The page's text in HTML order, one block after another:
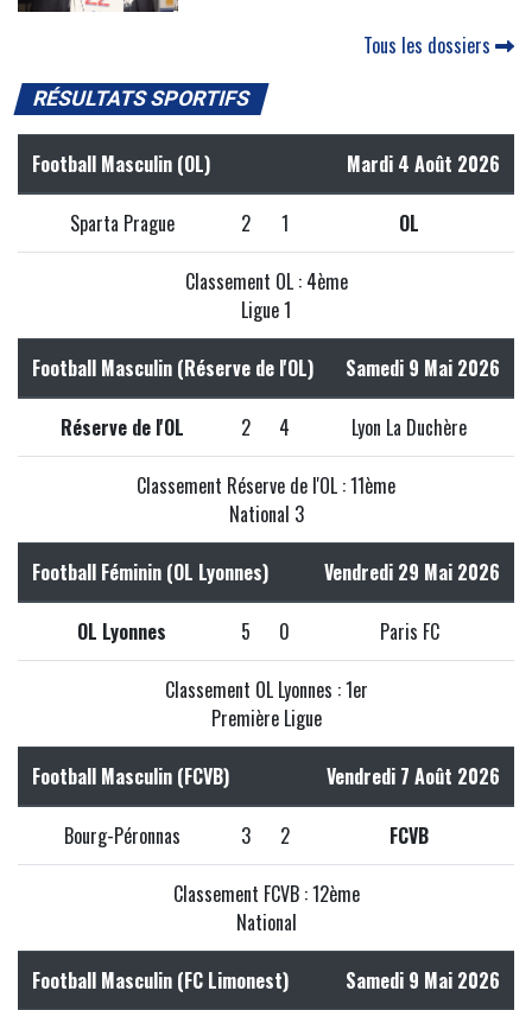
Tous les dossiers
RÉSULTATS SPORTIFS
Football Masculin (OL) Mardi 4 Août 2026
Sparta Prague 2 1 OL
Classement OL : 4ème
Ligue 1
Football Masculin (Réserve de l'OL) Samedi 9 Mai 2026
Réserve de l'OL 2 4 Lyon La Duchère
Classement Réserve de l'OL : 11ème
National 3
Football Féminin (OL Lyonnes) Vendredi 29 Mai 2026
OL Lyonnes 5 0 Paris FC
Classement OL Lyonnes : 1er
Première Ligue
Football Masculin (FCVB) Vendredi 7 Août 2026
Bourg-Péronnas 3 2 FCVB
Classement FCVB : 12ème
National
Football Masculin (FC Limonest) Samedi 9 Mai 2026